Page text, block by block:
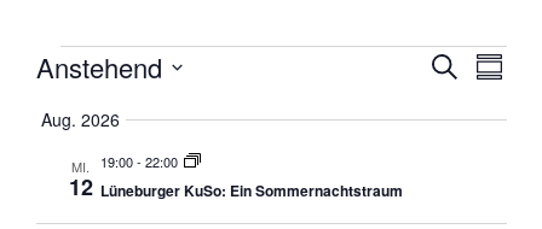
Suche
Suche
Anstehend
auswählen.
Aug. 2026
MI.
12
19:00- 22:00
Lüneburger KuSo: Ein Sommernachtstraum